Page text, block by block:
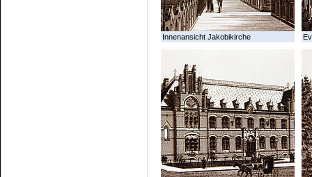
Innenansicht Jakobikirche